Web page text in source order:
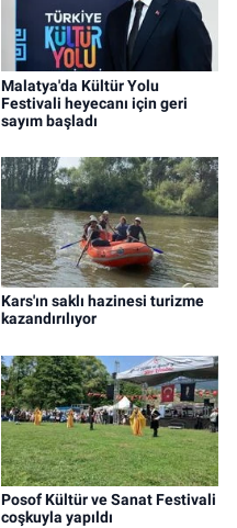
Malatya'da Kültür Yolu
Festivali heyecanı için geri
sayım başladı
Kars'ın saklı hazinesi turizme
kazandırılıyor
Posof Kültür ve Sanat Festivali
coşkuyla yapıldı